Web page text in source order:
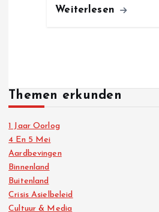
Weiterlesen
Themen erkunden
1 Jaar Oorlog
4 En 5 Mei
Aardbevingen
Binnenland
Buitenland
Crisis Asielbeleid
Cultuur & Media